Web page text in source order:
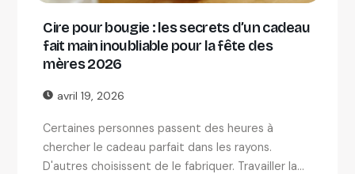
Cire pour bougie : les secrets d’un cadeau
fait main inoubliable pour la fête des
mères 2026
avril 19, 2026
Certaines personnes passent des heures à
chercher le cadeau parfait dans les rayons.
D'autres choisissent de le fabriquer. Travailler la...